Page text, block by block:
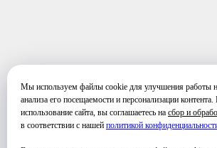
Мы используем файлы cookie для улучшения работы
анализа его посещаемости и персонализации
использование сайта, вы соглашаетесь на сбор и
в соответствии с нашей политикой
ФОТО ЗАНЯТИЙ